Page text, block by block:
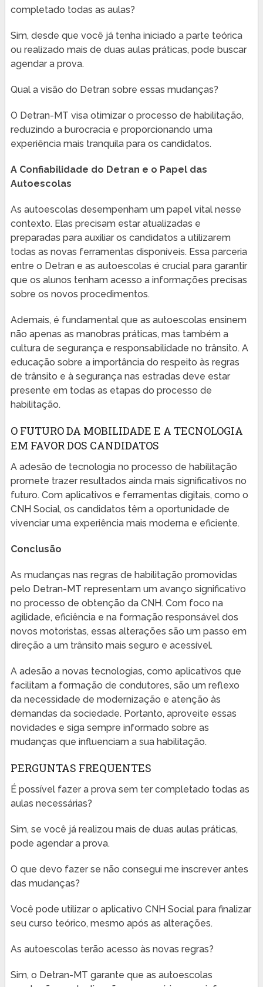
completado todas as aulas?
Sim, desde que você já tenha iniciado a parte teórica
ou realizado mais de duas aulas práticas, pode buscar
agendar a prova.
Qual a visão do Detran sobre essas mudanças?
O Detran-MT visa otimizar o processo de habilitação,
reduzindo a burocracia e proporcionando uma
experiência mais tranquila para os candidatos.
A Confiabilidade do Detran e o Papel das
Autoescolas
As autoescolas desempenham um papel vital nesse
contexto. Elas precisam estar atualizadas e
preparadas para auxiliar os candidatos a utilizarem
todas as novas ferramentas disponíveis. Essa parceria
entre o Detran e as autoescolas é crucial para garantir
que os alunos tenham acesso a informações precisas
sobre os novos procedimentos.
Ademais, é fundamental que as autoescolas ensinem
não apenas as manobras práticas, mas também a
cultura de segurança e responsabilidade no trânsito. A
educação sobre a importância do respeito às regras
de trânsito e à segurança nas estradas deve estar
presente em todas as etapas do processo de
habilitação.
O FUTURO DA MOBILIDADE E A TECNOLOGIA
EM FAVOR DOS CANDIDATOS
A adesão de tecnologia no processo de habilitação
promete trazer resultados ainda mais significativos no
futuro. Com aplicativos e ferramentas digitais, como o
CNH Social, os candidatos têm a oportunidade de
vivenciar uma experiência mais moderna e eficiente.
Conclusão
As mudanças nas regras de habilitação promovidas
pelo Detran-MT representam um avanço significativo
no processo de obtenção da CNH. Com foco na
agilidade, eficiência e na formação responsável dos
novos motoristas, essas alterações são um passo em
direção a um trânsito mais seguro e acessível.
A adesão a novas tecnologias, como aplicativos que
facilitam a formação de condutores, são um reflexo
da necessidade de modernização e atenção às
demandas da sociedade. Portanto, aproveite essas
novidades e siga sempre informado sobre as
mudanças que influenciam a sua habilitação.
PERGUNTAS FREQUENTES
É possível fazer a prova sem ter completado todas as
aulas necessárias?
Sim, se você já realizou mais de duas aulas práticas,
pode agendar a prova.
O que devo fazer se não consegui me inscrever antes
das mudanças?
Você pode utilizar o aplicativo CNH Social para finalizar
seu curso teórico, mesmo após as alterações.
As autoescolas terão acesso às novas regras?
Sim, o Detran-MT garante que as autoescolas